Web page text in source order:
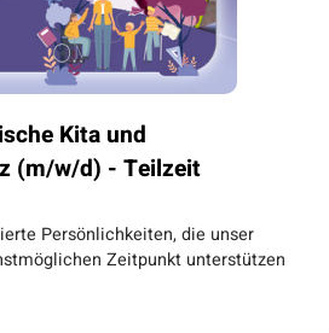
Kita und
(m/w/d) - Teilzeit
Persönlichkeiten, die unser
Zeitpunkt unterstützen